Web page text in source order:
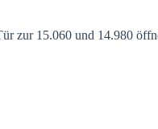
zur 15.060 und 14.980